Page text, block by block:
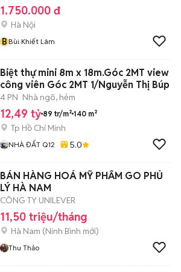
1.750.000 đ
Hà Nội
BBùi Khiết Lâm
Biệt thự mini 8m x 18m.Góc 2MT view
công viên Góc 2MT 1/Nguyễn Thị Búp
4 PN Nhà ngõ, hẻm
12,49 tỷ 89 tr/m² 140 m²
Tp Hồ Chí Minh
NHÀ ĐẤT Q12 5.0
BÁN HÀNG HOÁ MỸ PHẨM GO PHỦ
LÝ HÀ NAM
CÔNG TY UNILEVER
11,50 triệu/tháng
Hà Nam (Ninh Bình mới)
Thu Thảo